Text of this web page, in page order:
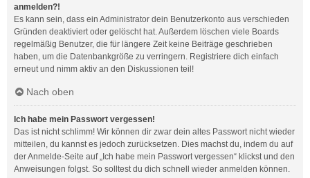
anmelden?!
Es kann sein, dass ein Administrator dein Benutzerkonto aus verschieden
Gründen deaktiviert oder gelöscht hat. Außerdem löschen viele Boards
regelmäßig Benutzer, die für längere Zeit keine Beiträge geschrieben
haben, um die Datenbankgröße zu verringern. Registriere dich einfach
erneut und nimm aktiv an den Diskussionen teil!
Nach oben
Ich habe mein Passwort vergessen!
Das ist nicht schlimm! Wir können dir zwar dein altes Passwort nicht wieder
mitteilen, du kannst es jedoch zurücksetzen. Dies machst du, indem du auf
der Anmelde-Seite auf „Ich habe mein Passwort vergessen“ klickst und den
Anweisungen folgst. So solltest du dich schnell wieder anmelden können.